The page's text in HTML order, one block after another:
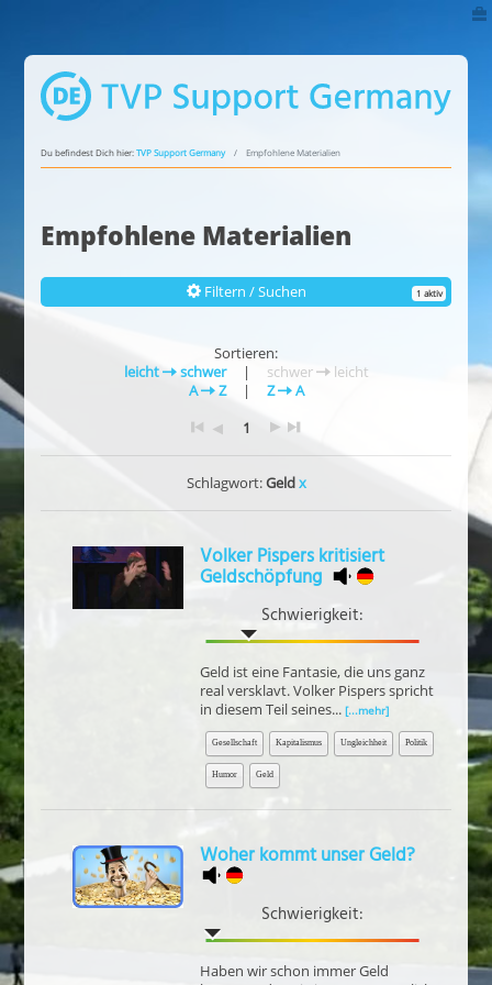
Du befindest Dich hier:TVP Support Germany Empfohlene Materialien
Empfohlene Materialien
Filtern / Suchen 1 aktiv
Sortieren:
leicht
schwer | schwer
leicht
A
Z | Z
A
1
Schlagwort:Geldx
Volker Pispers kritisiert
Geldschöpfung
Schwierigkeit:
Geld ist eine Fantasie, die uns ganz
real versklavt. Volker Pispers spricht
in diesem Teil seines... [...mehr]
Gesellschaft Kapitalismus Ungleichheit Politik
Humor Geld
Woher kommt unser Geld?
Schwierigkeit:
Haben wir schon immer Geld